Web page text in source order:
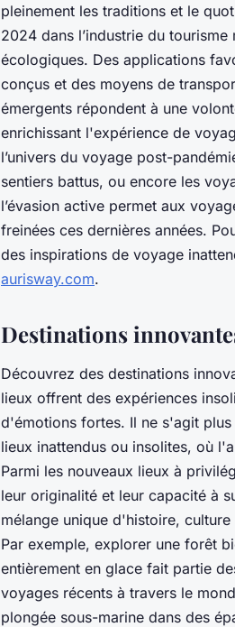
pleinement les traditions et le
2024 dans l’industrie du
écologiques. Des applications
conçus et des moyens de
émergents répondent à une
enrichissant l'expérience de
l’univers du voyage post-
sentiers battus, ou encore les
l’évasion active permet aux
freinées ces dernières années.
des inspirations de voyage
aurisway.com.
Destinations
Découvrez des destinations
lieux offrent des expériences
d'émotions fortes. Il ne s'agit
lieux inattendus ou insolites, où
Parmi les nouveaux lieux à
leur originalité et leur capacité à
mélange unique d'histoire,
Par exemple, explorer une forêt
entièrement en glace fait partie
voyages récents à travers le
plongée sous-marine dans des